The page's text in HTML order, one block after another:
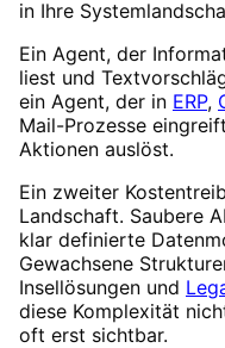
in Ihre
Ein Agent, der
liest und
ein Agent, der in ERP,
Mail-Prozesse
Aktionen auslöst.
Ein zweiter
Landschaft. Saubere
klar definierte
Gewachsene
Insellösungen und
diese Komplexität
oft erst sichtbar.